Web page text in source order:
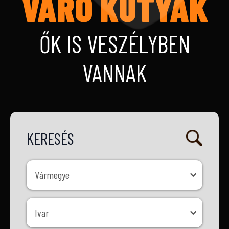
ŐK IS VESZÉLYBEN
VANNAK
KERESÉS
Vármegye
Vármegye
Ivar
Ivar